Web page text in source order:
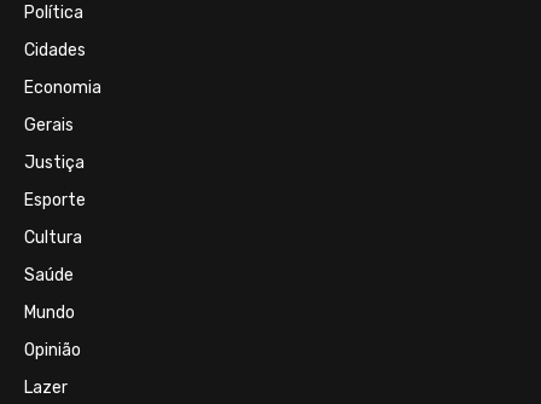
Política
Cidades
Economia
Gerais
Justiça
Esporte
Cultura
Saúde
Mundo
Opinião
Lazer